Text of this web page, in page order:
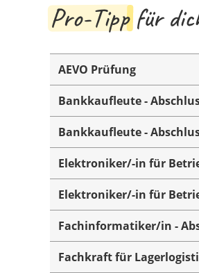
Pro-Tippfür
AEVO Prüfung
Bankkaufleute -
Bankkaufleute -
Elektroniker/-in für
Elektroniker/-in für
Fachinformatiker/in -
Fachkraft für